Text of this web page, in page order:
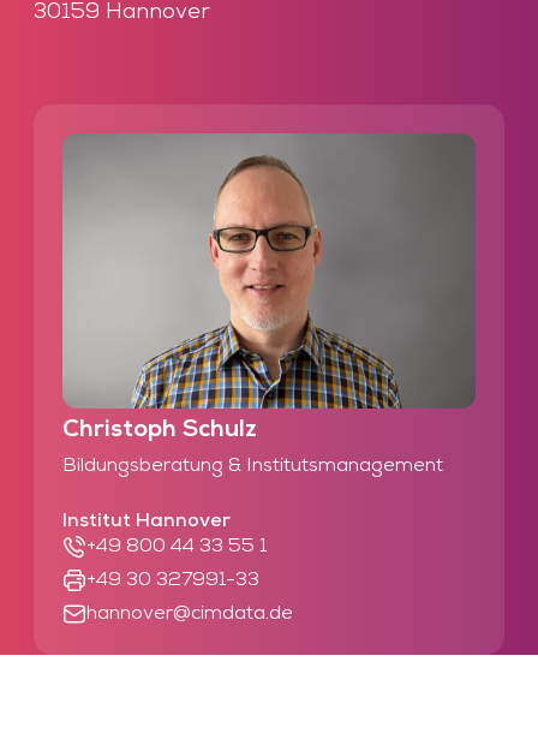
30159 Hannover
Christoph Schulz
Bildungsberatung & Institutsmanagement
Institut Hannover
+49 800 44 33 55 1
+49 30 327991-33
hannover@cimdata.de